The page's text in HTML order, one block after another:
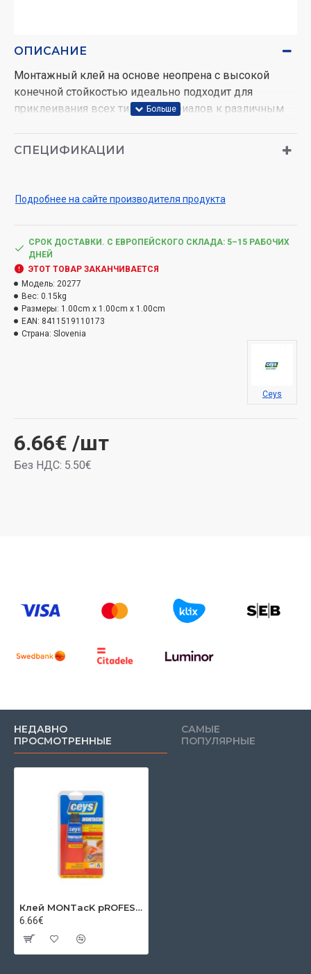
ОПИСАНИЕ
Монтажный клей на основе неопрена с высокой
конечной стойкостью идеально подходит для
приклеивания всех типов материалов к различным
неразъемных соединений, а также может
поверхностей. Характеризуется отличной адгезией.
Обладает высокими наполняющими свойствами,
термостойкости от -20°С до 80°С.
СПЕЦИФИКАЦИИ
Подробнее на сайте производителя продукта
6.66€ /шт
Без НДС: 5.50€
СРОК ДОСТАВКИ. С ЕВРОПЕЙСКОГО СКЛАДА: 5–15 РАБОЧИХ
ДНЕЙ
ЭТОТ ТОВАР ЗАКАНЧИВАЕТСЯ
Модель: 20277
Вес: 0.15kg
Размеры: 1.00cm x 1.00cm x 1.00cm
EAN: 8411519110173
Страна: Slovenia
Ceys
НЕДАВНО
ПРОСМОТРЕННЫЕ
САМЫЕ
ПОПУЛЯРНЫЕ
Клей MONTасK рROFESSIONаL, 100 мл
6.66€